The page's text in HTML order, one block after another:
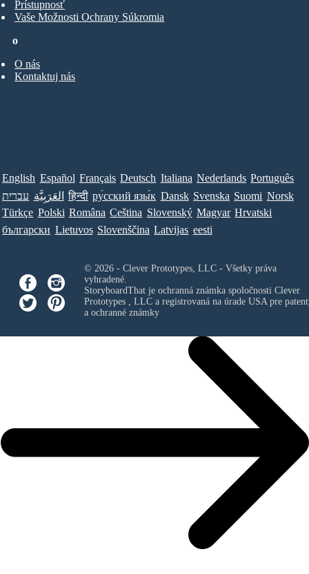
o
O nás
Kontaktuj nás
Prístupnosť
Vaše Možnosti Ochrany Súkromia
English Español Français Deutsch Italiana Nederlands Português
עברית العَرَبِيَّة हिन्दी ру́сский язы́к Dansk Svenska Suomi Norsk
Türkçe Polski Româna Ceština Slovenský Magyar Hrvatski
български Lietuvos Slovenščina Latvijas eesti
© 2026 - Clever Prototypes, LLC - Všetky práva
vyhradené.
StoryboardThat je ochranná známka spoločnosti Clever
Prototypes , LLCa registrovaná na úrade USA pre
a ochranné známky